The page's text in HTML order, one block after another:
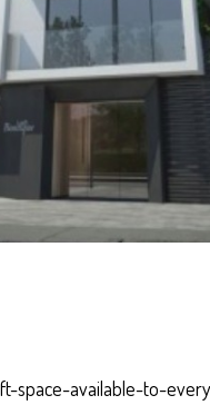
space-available-to-